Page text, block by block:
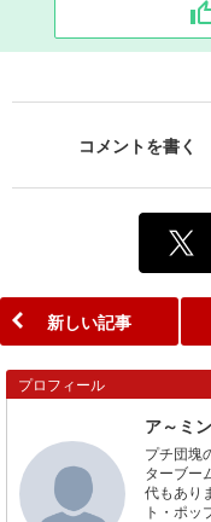
コメントを書く
新しい記事
プロフィール
ア～ミ
プチ団塊
ターブー
代もあり
ト・ポッ